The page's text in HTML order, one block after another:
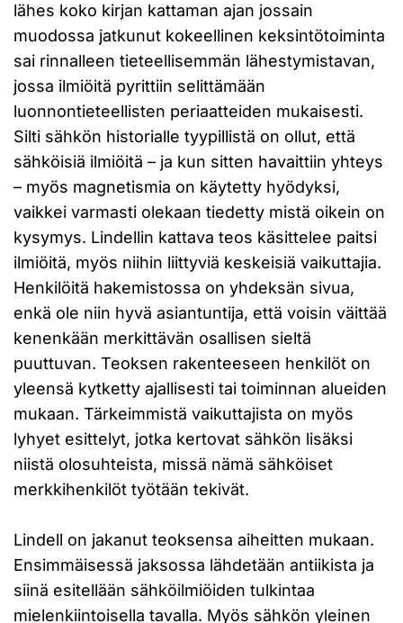
lähes koko kirjan kattaman ajan jossain
muodossa jatkunut kokeellinen keksintötoiminta
sai rinnalleen tieteellisemmän lähestymistavan,
jossa ilmiöitä pyrittiin selittämään
luonnontieteellisten periaatteiden mukaisesti.
Silti sähkön historialle tyypillistä on ollut, että
sähköisiä ilmiöitä – ja kun sitten havaittiin yhteys
– myös magnetismia on käytetty hyödyksi,
vaikkei varmasti olekaan tiedetty mistä oikein on
kysymys. Lindellin kattava teos käsittelee paitsi
ilmiöitä, myös niihin liittyviä keskeisiä vaikuttajia.
Henkilöitä hakemistossa on yhdeksän sivua,
enkä ole niin hyvä asiantuntija, että voisin väittää
kenenkään merkittävän osallisen sieltä
puuttuvan. Teoksen rakenteeseen henkilöt on
yleensä kytketty ajallisesti tai toiminnan alueiden
mukaan. Tärkeimmistä vaikuttajista on myös
lyhyet esittelyt, jotka kertovat sähkön lisäksi
niistä olosuhteista, missä nämä sähköiset
merkkihenkilöt työtään tekivät.
Lindell on jakanut teoksensa aiheitten mukaan.
Ensimmäisessä jaksossa lähdetään antiikista ja
siinä esitellään sähköilmiöiden tulkintaa
mielenkiintoisella tavalla. Myös sähkön yleinen